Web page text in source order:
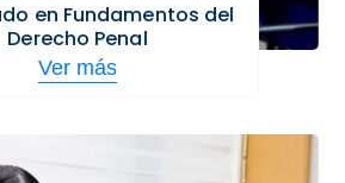
en Fundamentos del
Derecho Penal
Ver más